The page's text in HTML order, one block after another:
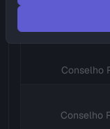
Conselho
Conselho
Conselho